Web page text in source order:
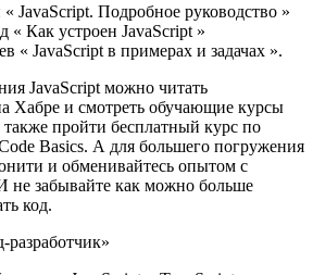
JavaScript. Подробное руководство »
« Как устроен JavaScript »
« JavaScript в примерах и задачах ».
JavaScript можно читать
Хабре и смотреть обучающие курсы
пройти бесплатный курс по
Basics. А для большего погружения
и обменивайтесь опытом с
не забывайте как можно больше
код.